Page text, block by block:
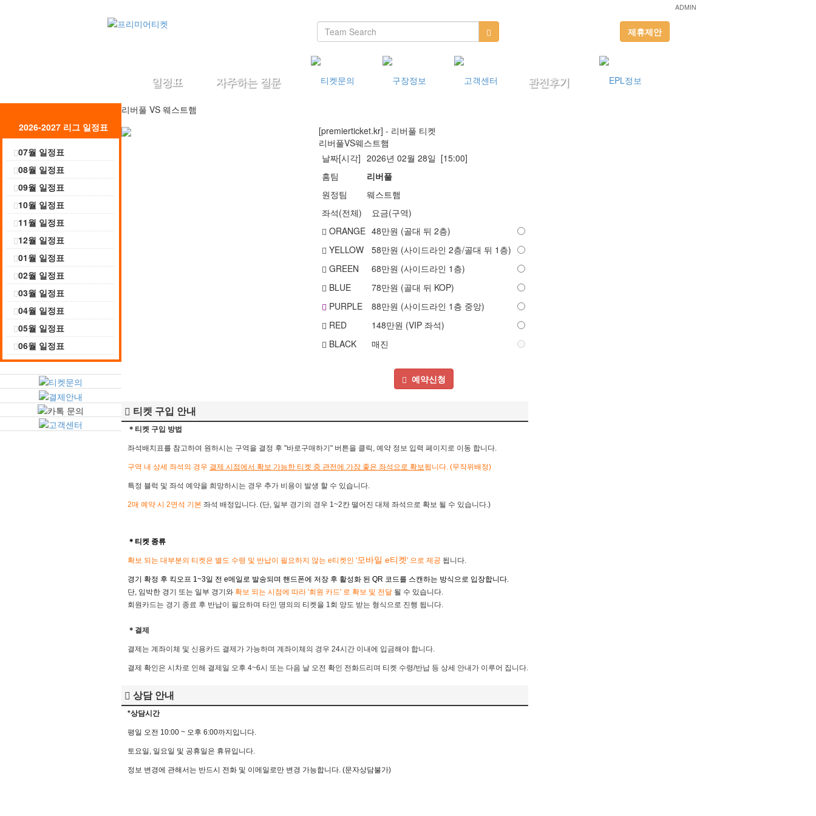
ADMIN
제휴제안
2026-2027 리그 일정표
07월 일정표
08월 일정표
09월 일정표
10월 일정표
11월 일정표
12월 일정표
01월 일정표
02월 일정표
03월 일정표
04월 일정표
05월 일정표
06월 일정표
리버풀 VS 웨스트햄
[premierticket.kr] - 리버풀 티켓
리버풀VS웨스트햄
날짜[시각] 2026년 02월 28일 [15:00]
홈팀
리버풀
원정팀
웨스트햄
좌석(전체)
요금(구역)
ORANGE 48만원 (골대 뒤 2층)
YELLOW
58만원 (사이드라인 2층/골대 뒤 1층)
GREEN
68만원 (사이드라인 1층)
BLUE
78만원 (골대 뒤 KOP)
PURPLE
88만원 (사이드라인 1층 중앙)
RED
148만원 (VIP 좌석)
BLACK
매진
예약신청
티켓 구입 안내
＊티켓 구입 방법
좌석배치표를 참고하여 원하시는 구역을 결정 후 "바로구매하기" 버튼을 클릭, 예약 정보 입력 페이지로 이동 합니다.
구역 내 상세 좌석의 경우 결제 시점에서 확보 가능한 티켓 중 관전에 가장 좋은 좌석으로 확보됩니다. (무작위배정)
특정 블럭 및 좌석 예약을 희망하시는 경우 추가 비용이 발생 할 수 있습니다.
2매 예약 시 2연석 기본 좌석 배정입니다. (단, 일부 경기의 경우 1~2칸 떨어진 대체 좌석으로 확보 될 수 있습니다.)
＊​ 티켓 종류
확보 되는 대부분의 티켓은 별도 수령 및 반납이 필요하지 않는 e티켓인 '모바일 e티켓​' 으로 제공 됩니다.
경기 확정 후 킥오프 1~3일 전 e메일로 발송되며 핸드폰에 저장 후 활성화 된 QR 코드를 스캔하는 방식으로 입장합니다.
단, 임박한 경기 또는 일부 경기와 확보 되는 시점에 따라 '회원 카드' 로 확보 및 전달 될 수 있습니다.
회원카드는 경기 종료 후 반납이 필요하며 타인 명의의 티켓을 1회 양도 받는 형식으로 진행 됩니다.
＊결제
결제는 계좌이체 및 신용카드 결제가 가능하며 계좌이체의 경우 24시간 이내에 입금해야 합니다.
결제 확인은 시차로 인해 결제일 오후 4~6시 또는 다음 날 오전 확인 전화드리며 티켓 수령/반납 등 상세 안내가 이루어 집니다.
상담 안내
*상담시간
평일 오전 10:00 ~ 오후 6:00까지입니다.
토요일 , 일요일 및 공휴일은 휴뮤입니다.
정보 변경에 관해서는 반드시 전화 및 이메일로만 변경 가능합니다. (문자상담불가)